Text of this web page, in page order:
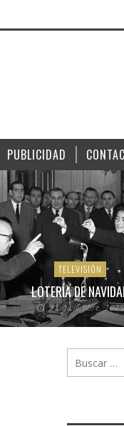
PUBLICIDAD
TELEVISIÓN
LOTERÍA DE
21 diciembre, 2025